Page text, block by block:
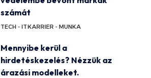
számát
TECH - ITKARRIER - MUNKA
Mennyibe kerül a
hirdetéskezelés? Nézzük az
árazási modelleket.